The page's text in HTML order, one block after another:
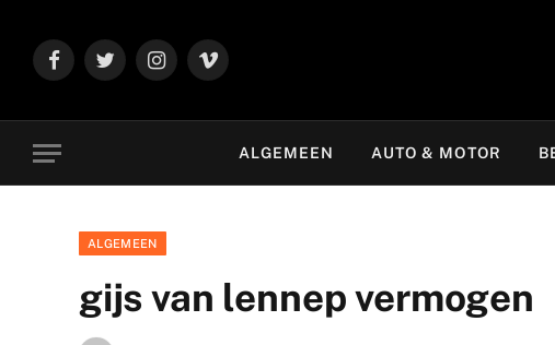
FacebookTwitter Instagram
Vimeo
ALGEMEEN AUTO & MOTOR
ALGEMEEN
gijs van lennep vermogen